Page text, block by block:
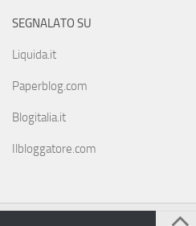
SEGNALATO SU
Liquida.it
Paperblog.com
Blogitalia.it
Ilbloggatore.com